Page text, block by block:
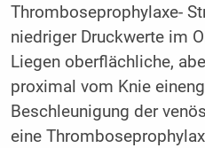
Thromboseprophylaxe-
niedriger Druckwerte im
Liegen oberflächliche,
proximal vom Knie
Beschleunigung der
eine